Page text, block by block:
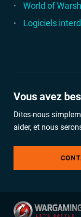
World of
Logiciels
Vous avez
Dites-nous
aider, et nous